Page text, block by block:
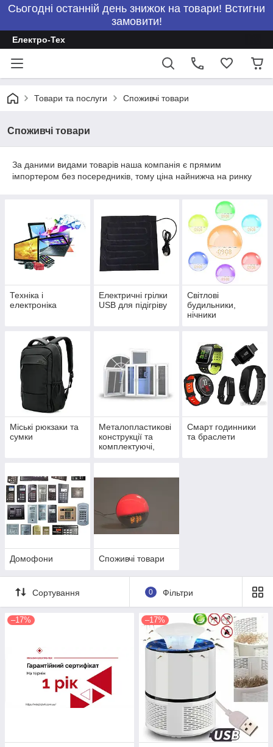
Сьогодні останній день знижок на товари! Встигни
замовити!
Електро-Тех
Товари та послуги Споживчі товари
Споживчі товари
За даними видами товарів наша компанія є прямим
імпортером без посередників, тому ціна найнижча на ринку
Техніка і
електроніка
Електричні грілки
USB для підігріву
Світлові
будильники,
нічники
Міські рюкзаки та
сумки
Металопластикові
конструкції та
комплектуючі,
Смарт годинники
та браслети
Домофони Споживчі товари
Сортування 0 Фільтри
–17% –17%